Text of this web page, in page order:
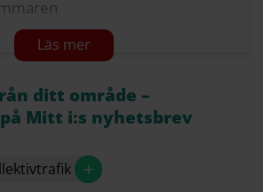
C-Ulriksdal, förlängs till Spånga
Solna strand. Linjen
Solna C, får ny
skogen
ditt område –
Mitt i:s nyhetsbrev
+